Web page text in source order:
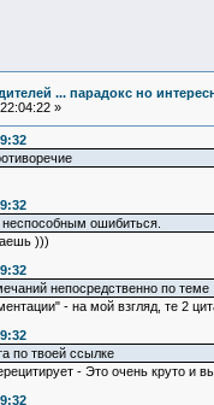
... парадокс но
»
ошибиться.
)))
непосредственно по теме
- на мой взгляд, те 2
по твоей ссылке
- Это очень круто и